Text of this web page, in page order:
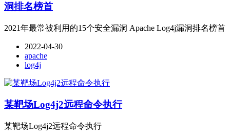
洞排名榜首
2021年最常被利用的15个安全漏洞 Apache Log4j漏洞排名榜首
2022-04-30
apache
log4j
某靶场Log4j2远程命令执行
某靶场Log4j2远程命令执行